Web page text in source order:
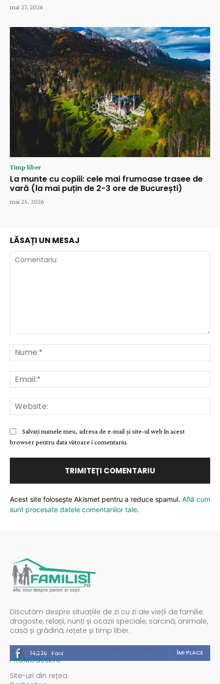
mai 27, 2026
Timp liber
La munte cu copiii: cele mai frumoase trasee de
vară (la mai puțin de 2-3 ore de București)
mai 25, 2026
LĂSAȚI UN MESAJ
Salvați numele meu, adresa de e-mail și site-ul web în acest
browser pentru data viitoare i comentariu.
Acest site folosește Akismet pentru a reduce spamul. Află cum
sunt procesate datele comentariilor tale.
Discutăm despre situațiile de zi cu zi ale vieții de familie:
dragoste, relații, nunți și ocazii speciale, sarcină, animale,
casă și grădină, rețete și timp liber.
14,235 Fani ÎMI PLACE
Spații publicitare / reclamă administrată de
PROMOdesk.ro
Site-uri din rețea: